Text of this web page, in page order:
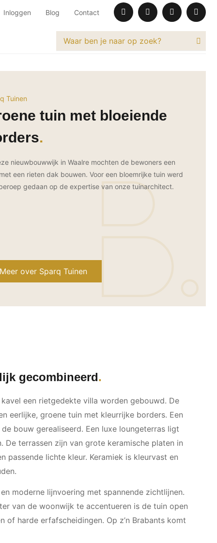
Inloggen Blog Contact
Tuinen
tuin met bloeiende
nieuwbouwwijk in Waalre mochten de bewoners een
een rieten dak bouwen. Voor een bloemrijke tuin werd
gedaan op de expertise van onze tuinarchitect.
over Sparq Tuinen
gecombineerd
een rietgedekte villa worden gebouwd. De
eerlijke, groene tuin met kleurrijke borders. Een
bouw gerealiseerd. Een luxe loungeterras ligt
De terrassen zijn van grote keramische platen in
passende lichte kleur. Keramiek is kleurvast en
moderne lijnvoering met spannende zichtlijnen.
van de woonwijk te accentueren is de tuin open
of harde erfafscheidingen. Op z’n Brabants komt